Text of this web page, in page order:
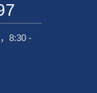
8:30 -